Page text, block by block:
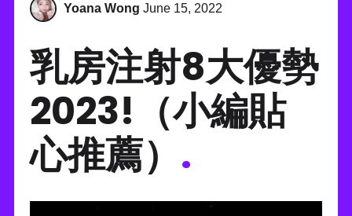
Yoana Wong June 15, 2022
乳房注射8大優勢
2023!（小編貼
心推薦） .